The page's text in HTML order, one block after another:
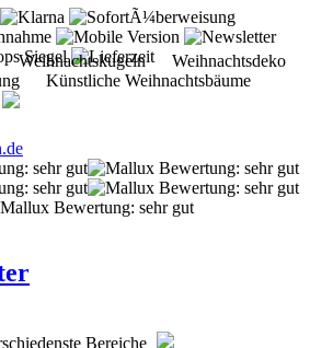
Weihnachtskugeln Weihnachtsdeko
Künstliche Weihnachtsbäume
Bereiche